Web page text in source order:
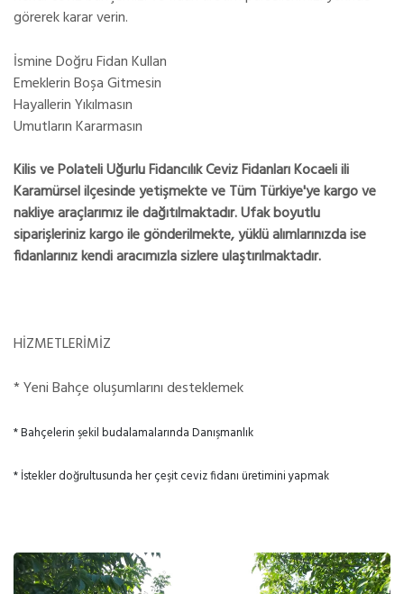
görerek karar verin.
İsmine Doğru Fidan Kullan
Emeklerin Boşa Gitmesin
Hayallerin Yıkılmasın
Umutların Kararmasın
Kilis ve Polateli Uğurlu Fidancılık Ceviz Fidanları Kocaeli ili
Karamürsel ilçesinde yetişmekte ve Tüm Türkiye'ye kargo ve
nakliye araçlarımız ile dağıtılmaktadır. Ufak boyutlu
siparişleriniz kargo ile gönderilmekte, yüklü alımlarınızda ise
fidanlarınız kendi aracımızla sizlere ulaştırılmaktadır.
HİZMETLERİMİZ
* Yeni Bahçe oluşumlarını desteklemek
* Bahçelerin şekil budalamalarında Danışmanlık
* İstekler doğrultusunda her çeşit ceviz fidanı üretimini yapmak